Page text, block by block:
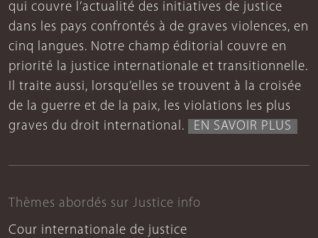
qui couvre l’actualité des initiatives de justice
dans les pays confrontés à de graves violences, en
cinq langues. Notre champ éditorial couvre en
priorité la justice internationale et transitionnelle.
Il traite aussi, lorsqu’elles se trouvent à la croisée
de la guerre et de la paix, les violations les plus
graves du droit international.
EN SAVOIR PLUS
Thèmes abordés sur Justice info
Cour internationale de justice